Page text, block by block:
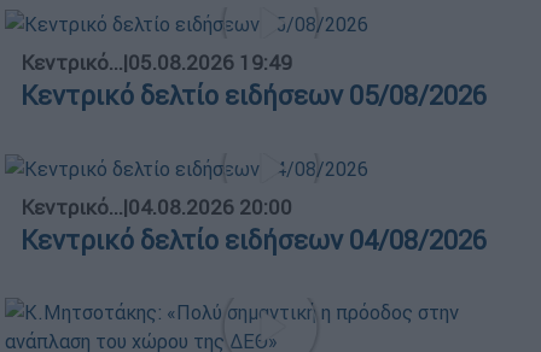
Κεντρικό...|05.08.2026 19:49
Κεντρικό δελτίο ειδήσεων 05/08/2026
Κεντρικό...|04.08.2026 20:00
Κεντρικό δελτίο ειδήσεων 04/08/2026